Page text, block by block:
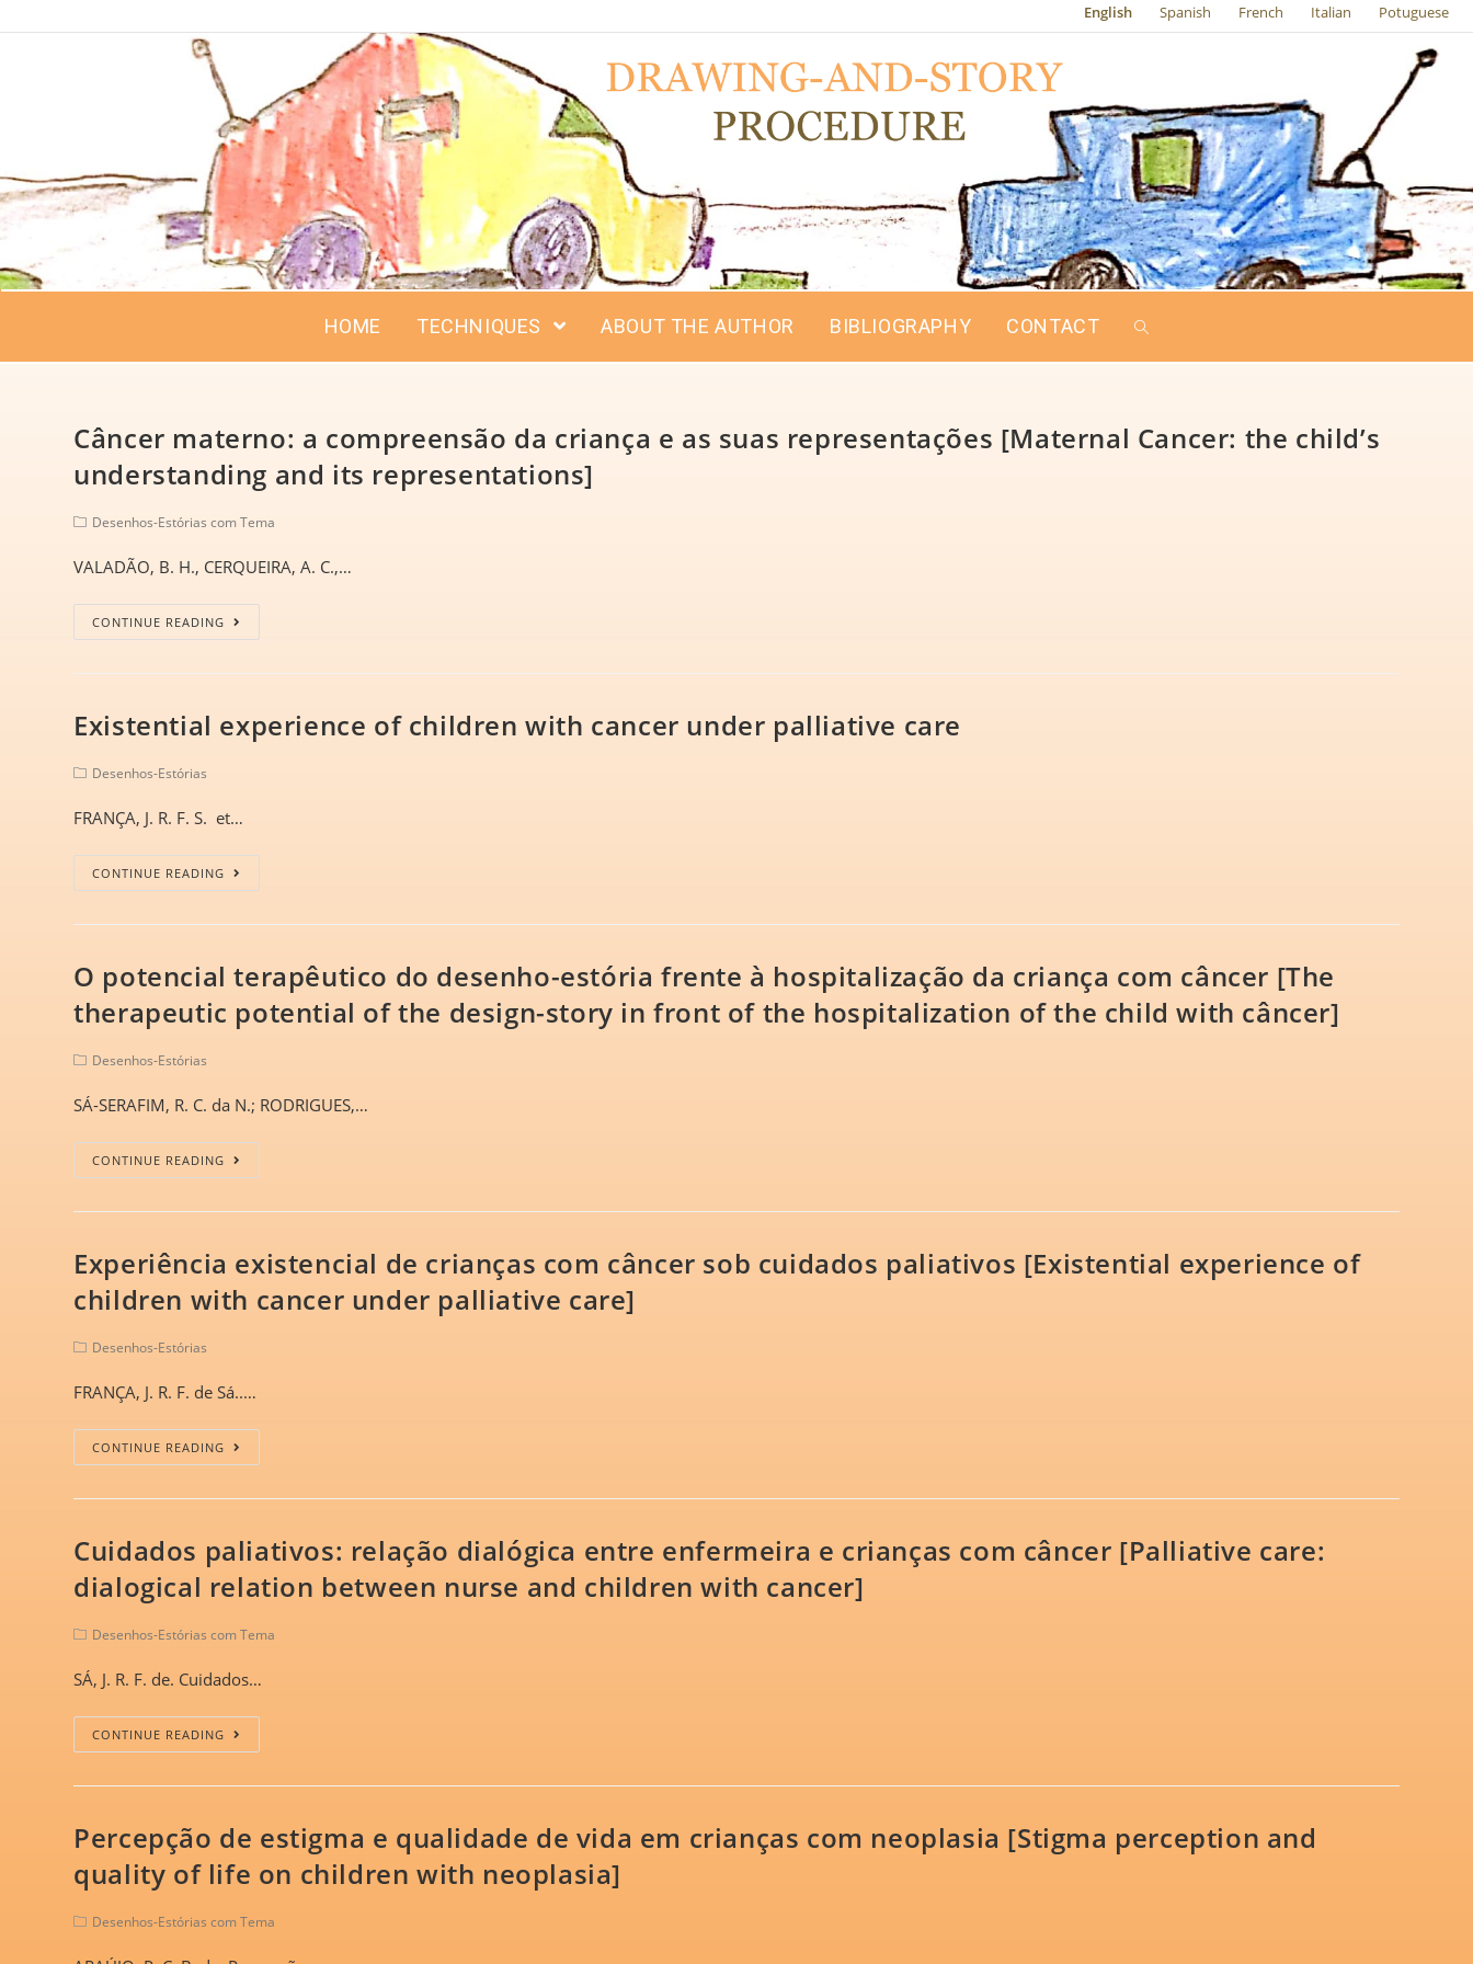
English Spanish French Italian Potuguese
HOME TECHNIQUES ABOUT THE AUTHOR BIBLIOGRAPHY CONTACT
Câncer materno: a compreensão da criança e as suas representações [Maternal Cancer: the child’s
understanding and its representations]
Desenhos-Estórias com Tema
VALADÃO, B. H., CERQUEIRA, A. C.,…
CONTINUE READING
Existential experience of children with cancer under palliative care
Desenhos-Estórias
FRANÇA, J. R. F. S. et…
CONTINUE READING
O potencial terapêutico do desenho-estória frente à hospitalização da criança com câncer [The
therapeutic potential of the design-story in front of the hospitalization of the child with câncer]
Desenhos-Estórias
SÁ-SERAFIM, R. C. da N.; RODRIGUES,…
CONTINUE READING
Experiência existencial de crianças com câncer sob cuidados paliativos [Existential experience of
children with cancer under palliative care]
Desenhos-Estórias
FRANÇA, J. R. F. de Sá..…
CONTINUE READING
Cuidados paliativos: relação dialógica entre enfermeira e crianças com câncer [Palliative care:
dialogical relation between nurse and children with cancer]
Desenhos-Estórias com Tema
SÁ, J. R. F. de. Cuidados…
CONTINUE READING
Percepção de estigma e qualidade de vida em crianças com neoplasia [Stigma perception and
quality of life on children with neoplasia]
Desenhos-Estórias com Tema